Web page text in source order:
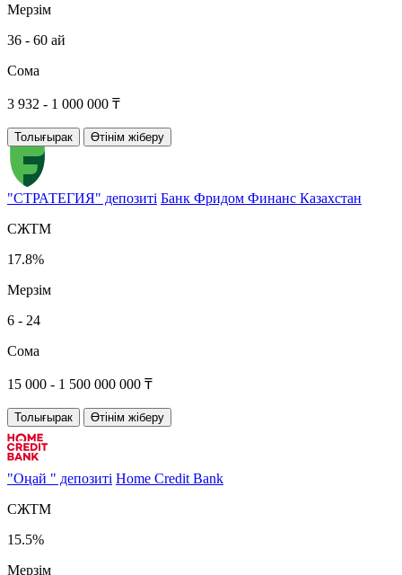
Мерзім
36 - 60 ай
Сома
3 932 - 1 000 000 ₸
Толығырак Өтінім жіберу
"СТРАТЕГИЯ" депозиті Банк Фридом Финанс Казахстан
СЖТМ
17.8%
Мерзім
6 - 24
Сома
15 000 - 1 500 000 000 ₸
Толығырак Өтінім жіберу
"Оңай " депозиті Home Credit Bank
СЖТМ
15.5%
Мерзім